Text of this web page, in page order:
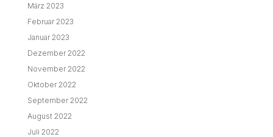
März 2023
Februar 2023
Januar 2023
Dezember 2022
November 2022
Oktober 2022
September 2022
August 2022
Juli 2022